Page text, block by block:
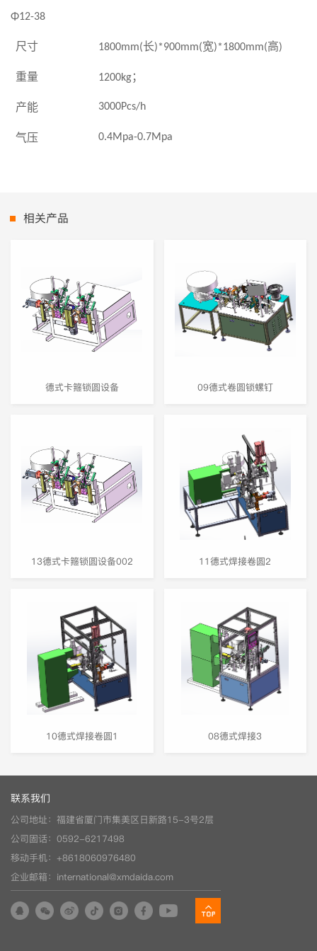
Φ12-38
尺寸 1800mm(长)*900mm(宽)*1800mm(高)
重量 1200kg；
产能 3000Pcs/h
气压 0.4Mpa-0.7Mpa
相关产品
德式卡箍锁圆设备 09德式卷圆锁螺钉
13德式卡箍锁圆设备002 11德式焊接卷圆2
10德式焊接卷圆1 08德式焊接3
联系我们
公司地址：福建省厦门市集美区日新路15-3号2层
公司固话：0592-6217498
移动手机：+8618060976480
企业邮箱：international@xmdaida.com